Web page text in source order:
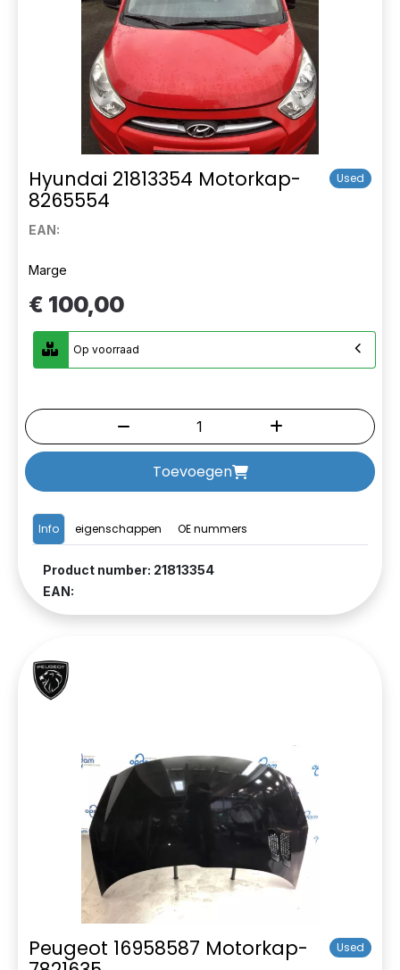
Hyundai 21813354 Motorkap-
8265554
Used
EAN:
Info eigenschappen OE nummers
Product number: 21813354
EAN:
Marge
€ 100,00
Op voorraad
Toevoegen
Peugeot 16958587 Motorkap-
Used